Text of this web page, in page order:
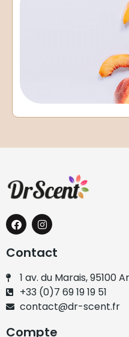
Contact
1 av. du Marais, 95100
+33 (0)7 69 19 19 51
contact@dr-scent.fr
Compte